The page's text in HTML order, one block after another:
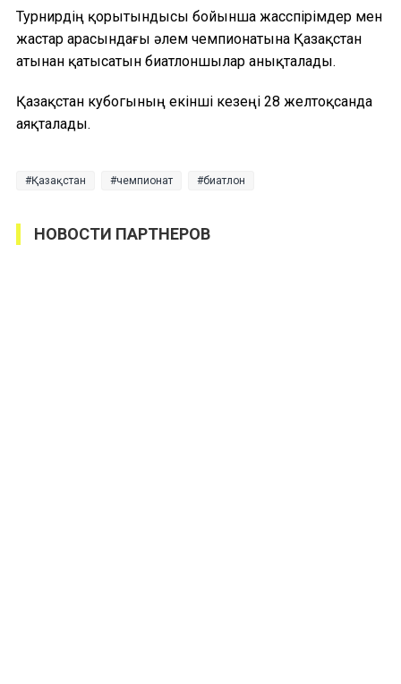
Турнирдің қорытындысы бойынша жасөспірімдер мен
жастар арасындағы әлем чемпионатына Қазақстан
атынан қатысатын биатлоншылар анықталады.
Қазақстан кубогының екінші кезеңі 28 желтоқсанда
аяқталады.
Қазақстан чемпионат биатлон
НОВОСТИ ПАРТНЕРОВ